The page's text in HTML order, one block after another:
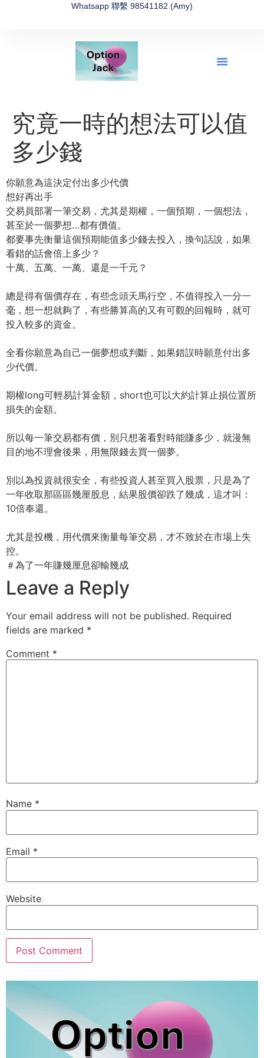
Whatsapp 聯繫 98541182 (Amy)
究竟一時的想法可以值
多少錢
你願意為這決定付出多少代價
想好再出手
交易員部署一筆交易，尤其是期權，一個預期，一個想法，
甚至於一個夢想…都有價值。
都要事先衡量這個預期能值多少錢去投入，換句話說，如果
看錯的話會倍上多少？
十萬、五萬、一萬、還是一千元？
總是得有個價存在，有些念頭天馬行空，不值得投入一分一
毫，想一想就夠了，有些勝算高的又有可觀的回報時，就可
投入較多的資金。
全看你願意為自己一個夢想或判斷，如果錯誤時願意付出多
少代價。
期權long可輕易計算金額，short也可以大約計算止損位置所
損失的金額。
所以每一筆交易都有價，別只想著看對時能賺多少，就漫無
目的地不理會後果，用無限錢去買一個夢。
別以為投資就很安全，有些投資人甚至買入股票，只是為了
一年收取那區區幾厘股息，結果股價卻跌了幾成，這才叫：
10倍奉還。
尤其是投機，用代價來衡量每筆交易，才不致於在市場上失
控。
＃為了一年賺幾厘息卻輸幾成
Leave a Reply
Your email address will not be published. Required
fields are marked *
Comment *
Name *
Email *
Website